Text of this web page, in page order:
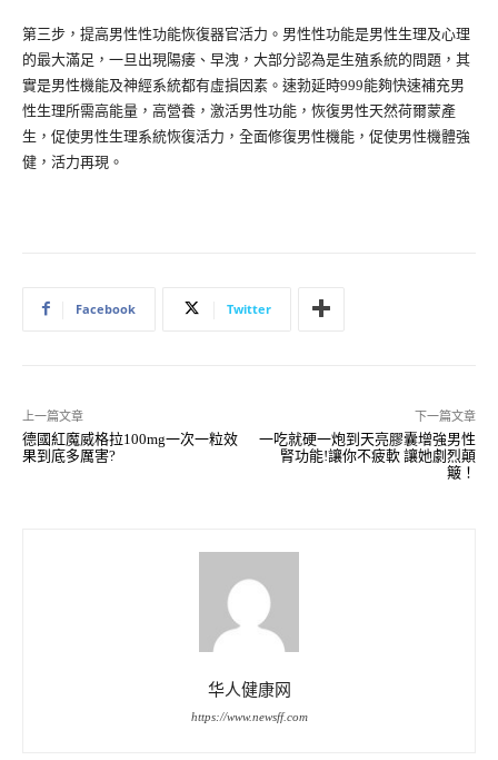
第三步，提高男性性功能恢復器官活力。男性性功能是男性生理及心理
的最大滿足，一旦出現陽痿、早洩，大部分認為是生殖系統的問題，其
實是男性機能及神經系統都有虛損因素。速勃延時999能夠快速補充男
性生理所需高能量，高營養，激活男性功能，恢復男性天然荷爾蒙產
生，促使男性生理系統恢復活力，全面修復男性機能，促使男性機體強
健，活力再現。
Facebook Twitter
上一篇文章
德國紅魔威格拉100mg一次一粒效
果到底多厲害?
下一篇文章
一吃就硬一炮到天亮膠囊增強男性
腎功能!讓你不疲軟 讓她劇烈顛
簸！
华人健康网
https://www.newsff.com